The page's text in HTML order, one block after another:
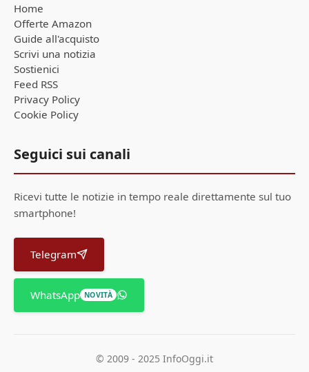
Home
Offerte Amazon
Guide all'acquisto
Scrivi una notizia
Sostienici
Feed RSS
Privacy Policy
Cookie Policy
Seguici sui canali
Ricevi tutte le notizie in tempo reale direttamente sul tuo
smartphone!
Telegram
WhatsApp NOVITÀ
© 2009 - 2025 InfoOggi.it